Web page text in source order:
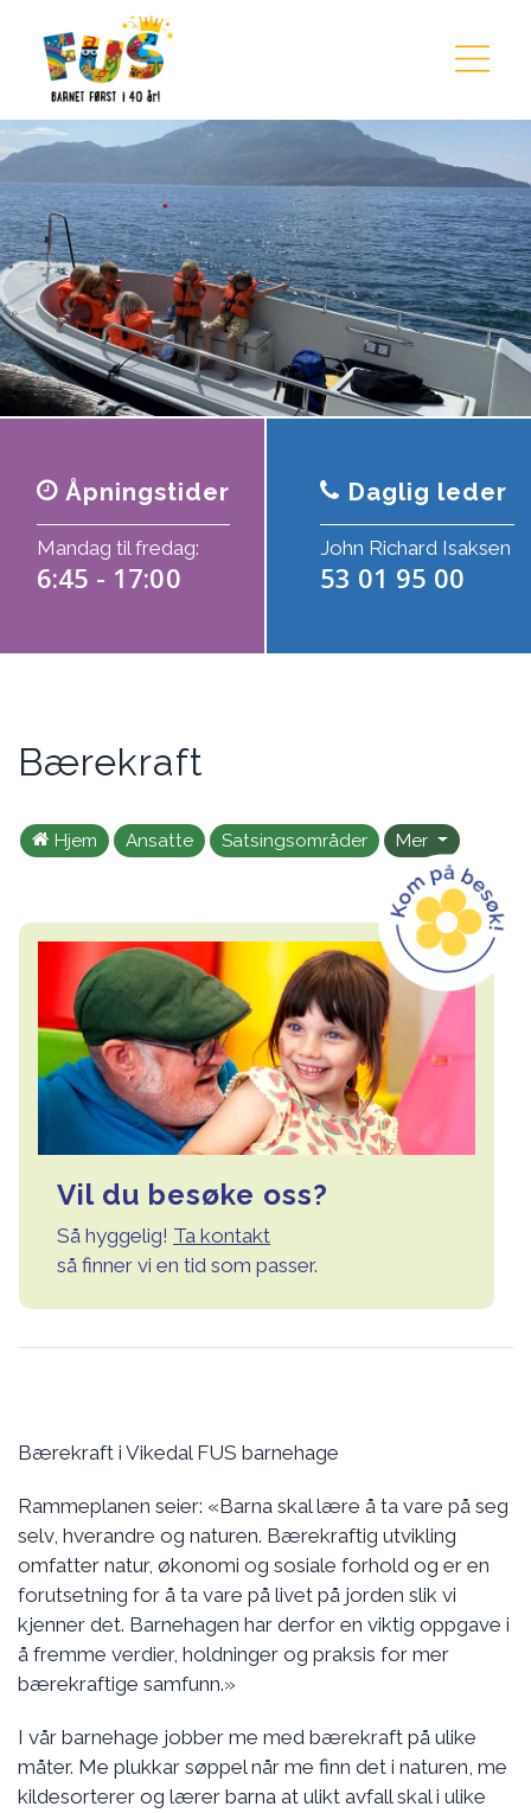
Hopp til innhold
Åpningstider
Mandag til fredag:
6:45 - 17:00
Daglig leder
John Richard Isaksen
53 01 95 00
Bærekraft
Hjem Ansatte Satsingsområder Mer
Vil du besøke oss?
Så hyggelig! Ta kontakt
så finner vi en tid som passer.
Bærekraft i Vikedal FUS barnehage
Rammeplanen seier: «Barna skal lære å ta vare på seg
selv, hverandre og naturen. Bærekraftig utvikling
omfatter natur, økonomi og sosiale forhold og er en
forutsetning for å ta vare på livet på jorden slik vi
kjenner det. Barnehagen har derfor en viktig oppgave i
å fremme verdier, holdninger og praksis for mer
bærekraftige samfunn.»
I vår barnehage jobber me med bærekraft på ulike
måter. Me plukkar søppel når me finn det i naturen, me
kildesorterer og lærer barna at ulikt avfall skal i ulike